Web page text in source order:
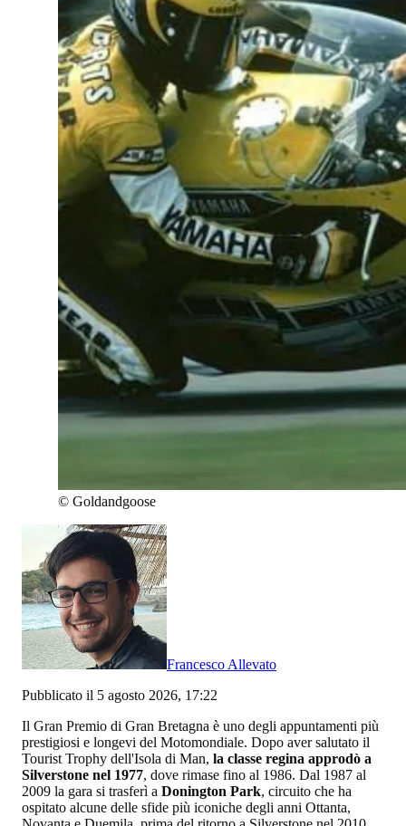
© Goldandgoose
Francesco Allevato
Pubblicato il 5 agosto 2026, 17:22
Il Gran Premio di Gran Bretagna è uno degli appuntamenti più
prestigiosi e longevi del Motomondiale. Dopo aver salutato il
Tourist Trophy dell'Isola di Man, la classe regina approdò a
Silverstone nel 1977, dove rimase fino al 1986. Dal 1987 al
2009 la gara si trasferì a Donington Park, circuito che ha
ospitato alcune delle sfide più iconiche degli anni Ottanta,